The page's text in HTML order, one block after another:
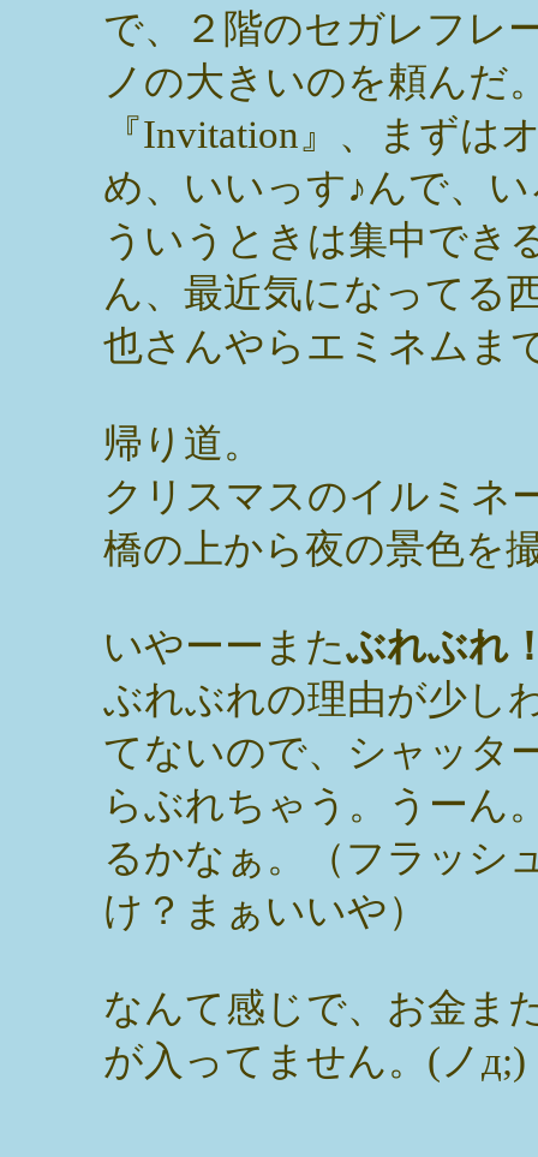
で、２階のセガレフレ
ノの大きいのを頼んだ
『Invitation』、まずは
め、いいっす♪んで、
ういうときは集中でき
ん、最近気になってる
也さんやらエミネムま
帰り道。
クリスマスのイルミネ
橋の上から夜の景色を
いやーーまたぶれぶれ
ぶれぶれの理由が少し
てないので、シャッタ
らぶれちゃう。うーん
るかなぁ。（フラッシ
け？まぁいいや）
なんて感じで、お金ま
が入ってません。(ノд;)